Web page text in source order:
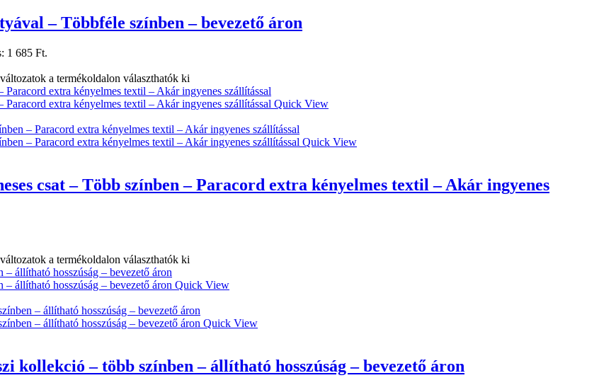
– Többféle színben – bevezető áron
1 685 Ft.
a termékoldalon választhatók ki
Quick View
Quick View
csat – Több színben – Paracord extra kényelmes textil – Akár ingyenes
a termékoldalon választhatók ki
Quick View
Quick View
kollekció – több színben – állítható hosszúság – bevezető áron